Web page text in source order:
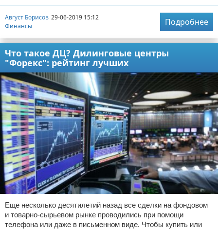
Август Борисов 29-06-2019 15:12
Финансы
Подробнее
Что такое ДЦ? Дилинговые центры
"Форекс": рейтинг лучших
Еще несколько десятилетий назад все сделки на фондовом
и товарно-сырьевом рынке проводились при помощи
телефона или даже в письменном виде. Чтобы купить или